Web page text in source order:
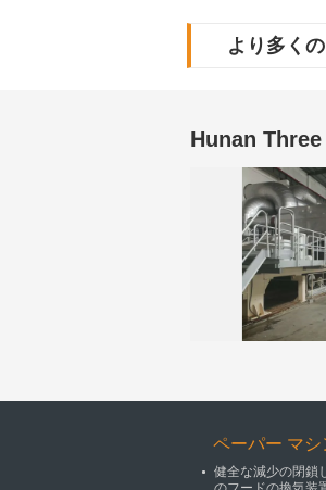
より多く
Hunan
ペーパー マシ
健全な減少の閉鎖